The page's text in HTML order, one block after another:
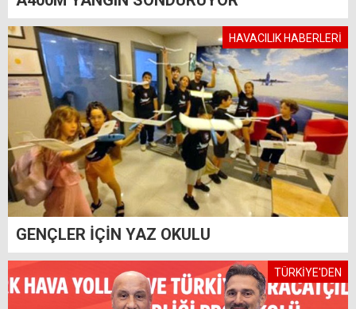
HAVACILIK HABERLERİ
GENÇLER İÇİN YAZ OKULU
TÜRKİYE'DEN